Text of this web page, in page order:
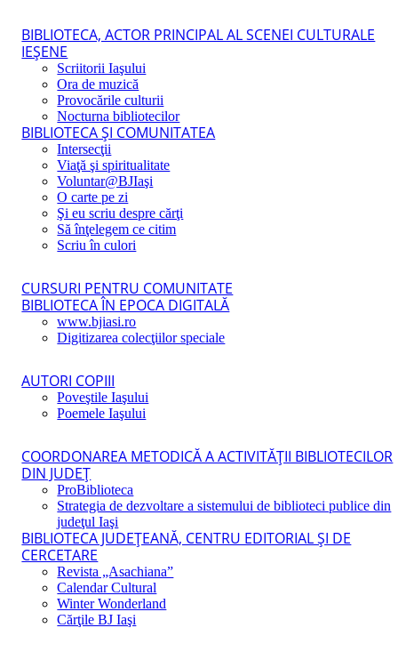
BIBLIOTECA, ACTOR PRINCIPAL AL SCENEI CULTURALE
IEŞENE
Scriitorii Iaşului
Ora de muzică
Provocările culturii
Nocturna bibliotecilor
BIBLIOTECA ŞI COMUNITATEA
Intersecţii
Viaţă şi spiritualitate
Voluntar@BJIaşi
O carte pe zi
Şi eu scriu despre cărţi
Să înţelegem ce citim
Scriu în culori
CURSURI PENTRU COMUNITATE
BIBLIOTECA ÎN EPOCA DIGITALĂ
www.bjiasi.ro
Digitizarea colecţiilor speciale
AUTORI COPIII
Poveştile Iaşului
Poemele Iaşului
COORDONAREA METODICĂ A ACTIVITĂŢII BIBLIOTECILOR
DIN JUDEŢ
ProBiblioteca
Strategia de dezvoltare a sistemului de biblioteci publice din
judeţul Iaşi
BIBLIOTECA JUDEŢEANĂ, CENTRU EDITORIAL ŞI DE
CERCETARE
Revista „Asachiana”
Calendar Cultural
Winter Wonderland
Cărţile BJ Iaşi